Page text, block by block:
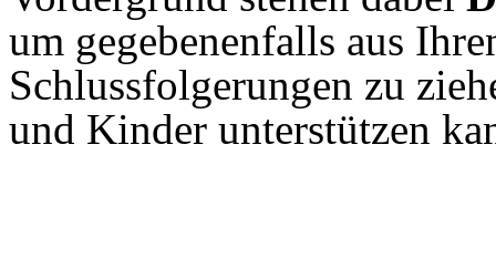
um gegebenenfalls aus
Schlussfolgerungen zu
und Kinder unterstützen